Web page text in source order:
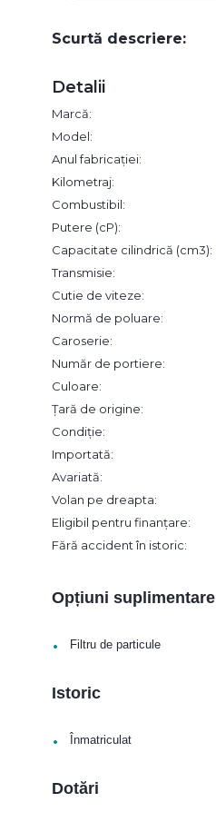
Scurtă descriere:
Detalii
Marcă:
Model:
Anul fabricației:
Kilometraj:
Combustibil:
Putere (cP):
Capacitate cilindrică (cm3):
Transmisie:
Cutie de viteze:
Normă de poluare:
Caroserie:
Număr de portiere:
Culoare:
Țară de origine:
Condiție:
Importată:
Avariată:
Volan pe dreapta:
Eligibil pentru finanțare:
Fără accident în istoric:
Opțiuni suplimentare
• Filtru de particule
Istoric
• Înmatriculat
Dotări